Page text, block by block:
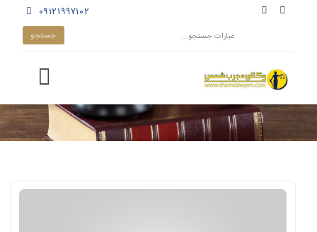
۰۹۱۲۱۹۹۷۱۰۲